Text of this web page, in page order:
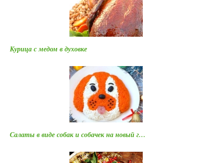
Курица с медом в духовке
Салаты в виде собак и собачек на новый г…